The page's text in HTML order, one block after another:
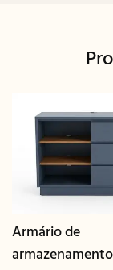
Armário de
armazenamento